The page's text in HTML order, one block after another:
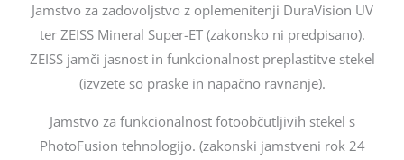
Jamstvo za zadovoljstvo z oplemenitenji DuraVision UV
ter ZEISS Mineral Super-ET (zakonsko ni predpisano).
ZEISS jamči jasnost in funkcionalnost preplastitve stekel
(izvzete so praske in napačno ravnanje).
Jamstvo za funkcionalnost fotoobčutljivih stekel s
PhotoFusion tehnologijo. (zakonski jamstveni rok 24